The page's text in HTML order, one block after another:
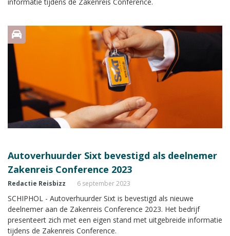
Autoverhuurder Sixt bevestigd als deelnemer
Zakenreis Conference 2023
Redactie Reisbizz 6 september 2023
SCHIPHOL - Autoverhuurder Sixt is bevestigd als nieuwe
deelnemer aan de Zakenreis Conference 2023. Het bedrijf
presenteert zich met een eigen stand met uitgebreide informatie
tijdens de Zakenreis Conference.